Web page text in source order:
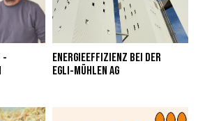
ENERGIEEFFIZIENZ BEI DER
EGLI-MÜHLEN AG